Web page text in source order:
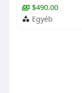
$490.00
Egyéb